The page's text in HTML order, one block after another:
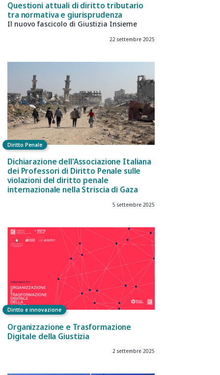
Questioni attuali di diritto tributario
tra normativa e giurisprudenza
Il nuovo fascicolo di Giustizia Insieme
22 settembre 2025
Diritto Penale
Dichiarazione dell'Associazione Italiana
dei Professori di Diritto Penale sulle
violazioni del diritto penale
internazionale nella Striscia di Gaza
5 settembre 2025
Diritto e innovazione
Organizzazione e Trasformazione
Digitale della Giustizia
2 settembre 2025